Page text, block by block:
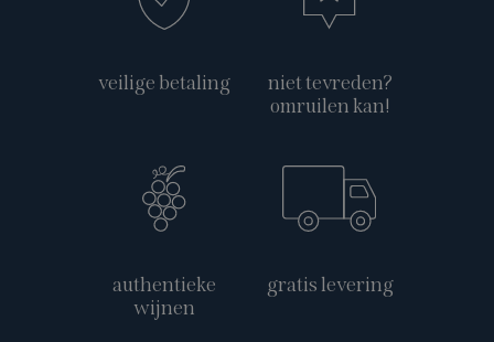
veilige betaling
niet tevreden?
omruilen kan!
authentieke
wijnen
gratis levering